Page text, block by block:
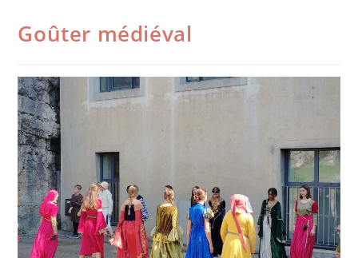
Goûter médiéval